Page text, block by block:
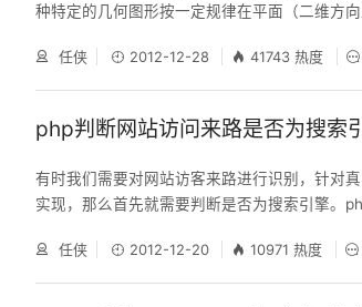
种特定的几何图形按一定规律在平面（二维方
“1”比特流的概念，使用若干个与二进制相对应
息，通过图象输入设备或光电扫描设备自动识
条码技术的一些共性：每种码制有其特定的字符
任侠 2012-12-28 41743 热度
php判断网站访问来路是否为搜索
有时我们需要对网站访客来路进行识别，针对
实现，那么首先就需要判断是否为搜索引擎。
function getRobot() { if (empty($_SERVER
任侠 2012-12-20 10971 热度